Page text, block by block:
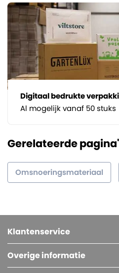
Digitaal bedrukte
Al mogelijk vanaf 50 stuks
Gerelateerde
Omsnoeringsmateriaal
Klantenservice
Overige informatie